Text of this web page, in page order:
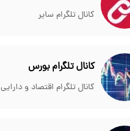
کانال تلگرام سایر
کانال تلگرام بورس
کانال تلگرام اقتصاد و دارایی